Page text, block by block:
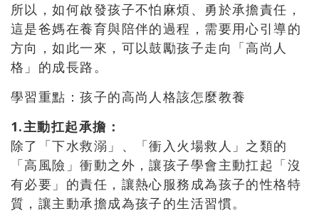
所以，如何啟發孩子不怕麻煩、勇於承擔責任，
這是爸媽在養育與陪伴的過程，需要用心引導的
方向，如此一來，可以鼓勵孩子走向「高尚人
格」的成長路。
學習重點：孩子的高尚人格該怎麼教養
1.主動扛起承擔：
除了「下水救溺」、「衝入火場救人」之類的
「高風險」衝動之外，讓孩子學會主動扛起「沒
有必要」的責任，讓熱心服務成為孩子的性格特
質，讓主動承擔成為孩子的生活習慣。